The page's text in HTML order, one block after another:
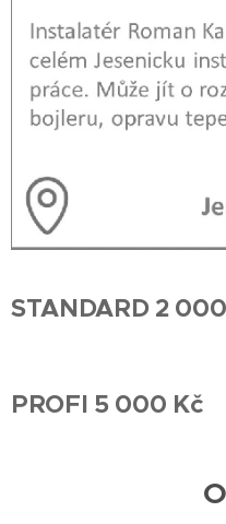
STANDARD 2
PROFI 5 000 Kč